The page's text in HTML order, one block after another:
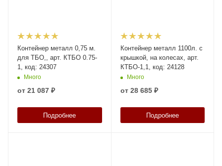
Контейнер металл 0,75 м.
для ТБО,, арт. КТБО 0.75-
1, код: 24307
Много
от 21 087 ₽
Подробнее
Контейнер металл 1100л. с
крышкой, на колесах, арт.
КТБО-1,1, код: 24128
Много
от 28 685 ₽
Подробнее